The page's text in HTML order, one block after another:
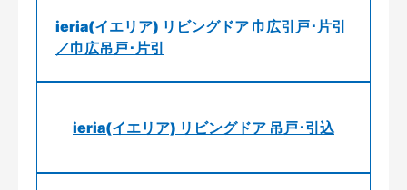
ieria(イエリア) リビングドア 巾広引戸･片引
／巾広吊戸･片引
ieria(イエリア) リビングドア 吊戸･引込